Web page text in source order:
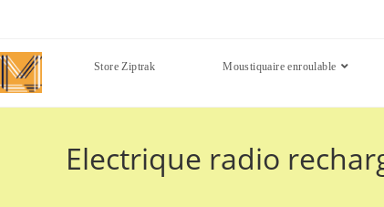
Store Ziptrak Moustiquaire enroulable
Electrique radio